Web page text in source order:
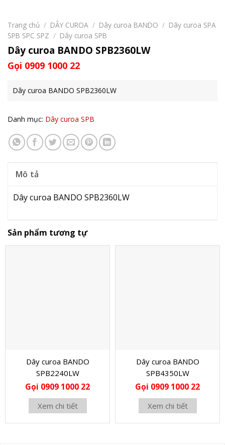
Trang chủ / DÂY CUROA / Dây curoa BANDO / Dây curoa SPA
SPB SPC SPZ / Dây curoa SPB
Dây curoa BANDO SPB2360LW
Gọi 0909 1000 22
Dây curoa BANDO SPB2360LW
Danh mục: Dây curoa SPB
Mô tả
Dây curoa BANDO SPB2360LW
Sản phẩm tương tự
Dây curoa BANDO
SPB2240LW
Gọi 0909 1000 22
Xem chi tiết
Dây curoa BANDO
SPB4350LW
Gọi 0909 1000 22
Xem chi tiết